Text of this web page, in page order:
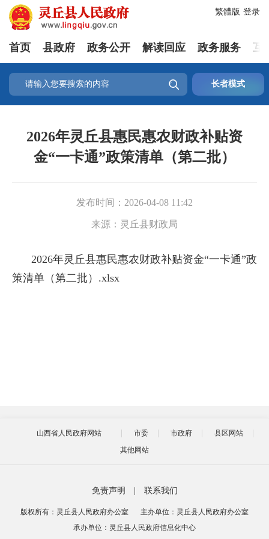
登录
繁體版
首页 县政府 政务公开 解读回应 政务服务 互
 长者模式
2026年灵丘县惠民惠农财政补贴资
金“一卡通”政策清单（第二批）
发布时间： 2026-04-08 11:42
来源： 灵丘县财政局
2026年灵丘县惠民惠农财政补贴资金“一卡通”政
策清单（第二批）.xlsx
山西省人民政府网站 市委 市政府
县区网站
其他网站
免责声明 联系我们
版权所有：灵丘县人民政府办公室
主办单位：灵丘县人民政府办公室
承办单位：灵丘县人民政府信息化中心